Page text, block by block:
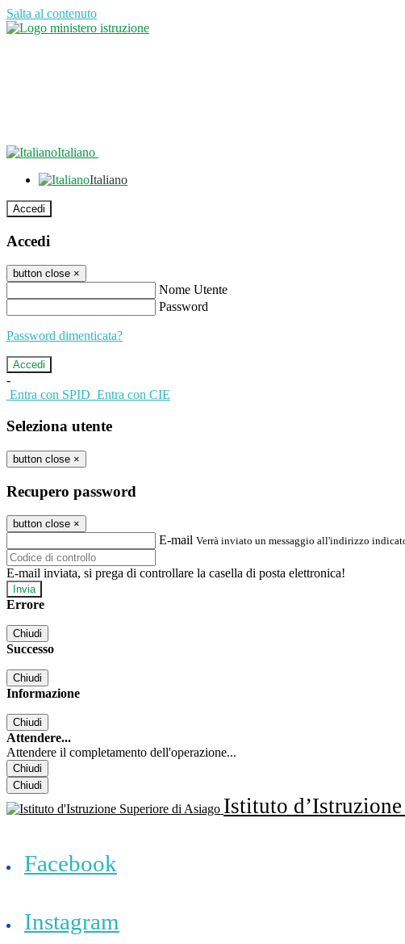
Salta al contenuto
Italiano
Italiano
Accedi
Accedi
button close ×
Nome Utente
Password
Password dimenticata?
-
Entra con SPID Entra con CIE
Seleziona utente
button close ×
Recupero password
button close ×
E-mail Verrà inviato un messaggio all'indirizzo
E-mail inviata, si prega di controllare la casella di posta elettronica!
Errore
Chiudi
Successo
Chiudi
Informazione
Chiudi
Attendere...
Attendere il completamento dell'operazione...
Chiudi
Chiudi
Istituto
Facebook
Instagram